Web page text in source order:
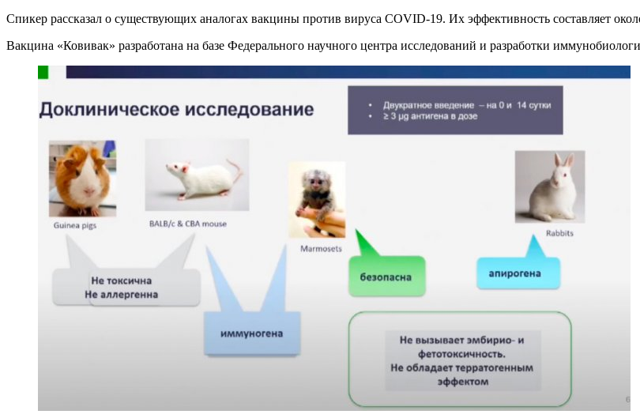
Спикер рассказал о существующих аналогах вакцины против вируса COVID-19. Их эффективность составляет
Вакцина «Ковивак» разработана на базе Федерального научного центра исследований и разработки